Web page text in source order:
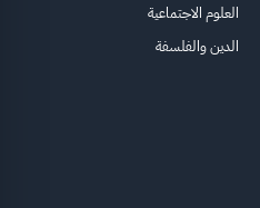
العلوم الاجتماعية
الدين والفلسفة